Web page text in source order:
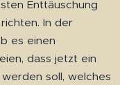
Enttäuschung
In der
es einen
dass jetzt ein
soll, welches